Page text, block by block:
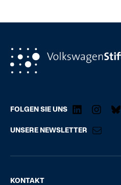
FOLGEN SIE UNS
UNSERE NEWSLETTER
KONTAKT